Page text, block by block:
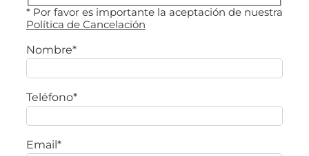
* Por favor es importante la aceptación de nuestra
Política de Cancelación
Nombre*
Teléfono*
Email*